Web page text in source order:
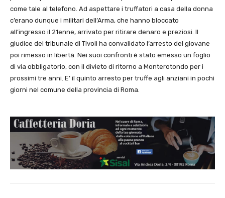
come tale al telefono. Ad aspettare i truffatori a casa della donna
c’erano dunque i militari dell’Arma, che hanno bloccato
all’ingresso il 21enne, arrivato per ritirare denaro e preziosi. Il
giudice del tribunale di Tivoli ha convalidato l’arresto del giovane
poi rimesso in libertà. Nei suoi confronti è stato emesso un foglio
di via obbligatorio, con il divieto di ritorno a Monterotondo per i
prossimi tre anni. E’ il quinto arresto per truffe agli anziani in pochi
giorni nel comune della provincia di Roma.